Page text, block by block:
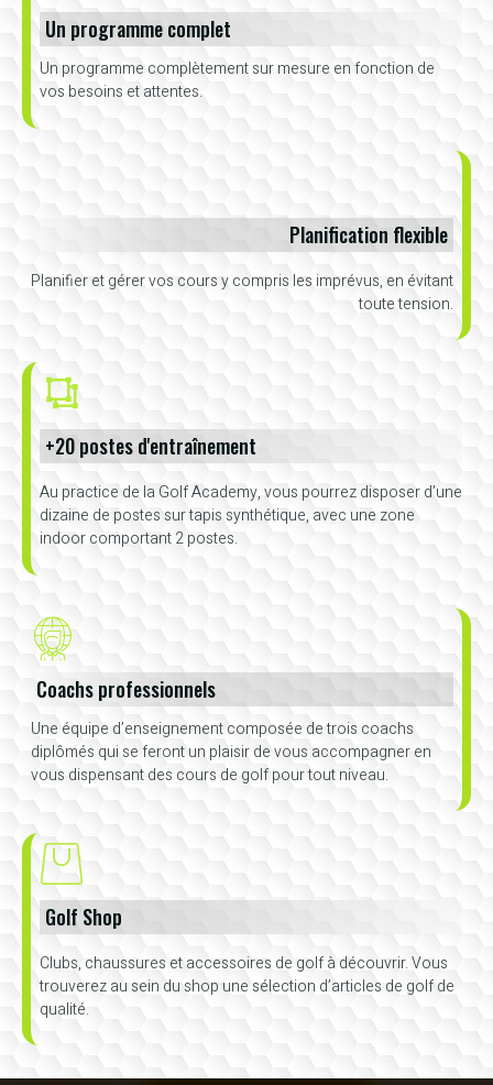
Un programme complet
Un programme complètement sur mesure en fonction de
vos besoins et attentes.
Planification flexible
Planifier et gérer vos cours y compris les imprévus, en évitant
toute tension.
+20 postes d'entraînement
Au practice de la Golf Academy, vous pourrez disposer d’une
dizaine de postes sur tapis synthétique, avec une zone
indoor comportant 2 postes.
Coachs professionnels
Une équipe d’enseignement composée de trois coachs
diplômés qui se feront un plaisir de vous accompagner en
vous dispensant des cours de golf pour tout niveau.
Golf Shop
Clubs, chaussures et accessoires de golf à découvrir. Vous
trouverez au sein du shop une sélection d’articles de golf de
qualité.